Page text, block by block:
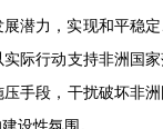
潜力，实现和平稳
际行动支持非洲国
手段，干扰破坏非